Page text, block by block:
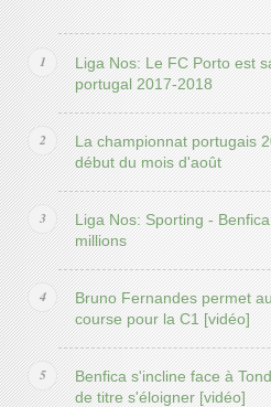
Liga Nos: Le FC Porto est
portugal 2017-2018
La championnat portugais
début du mois d'août
Liga Nos: Sporting -
millions
Bruno Fernandes permet
course pour la C1 [vidéo]
Benfica s'incline face à
de titre s'éloigner [vidéo]